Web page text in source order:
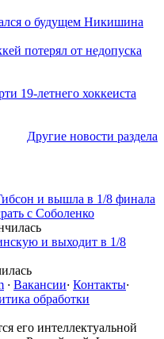
о будущем Никишина
потерял от недопуска
19-летнего хоккеиста
Другие новости раздела
и вышла в 1/8 финала
с Соболенко
и выходит в 1/8
· Вакансии· Контакты·
обработки
его интеллектуальной